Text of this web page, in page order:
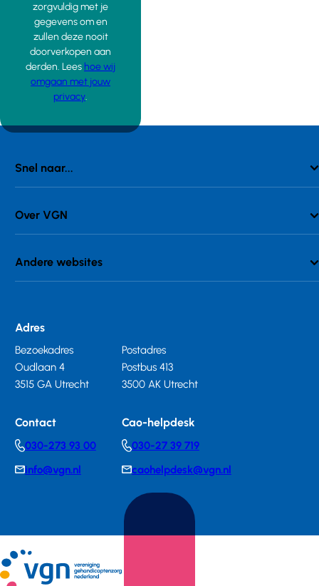
zorgvuldig met je
gegevens om en
zullen deze nooit
doorverkopen aan
derden. Lees hoe wij
omgaan met jouw
privacy.
Snel naar...
Over VGN
Andere websites
Adres
Bezoekadres
Oudlaan 4
3515 GA Utrecht
Postadres
Postbus 413
3500 AK Utrecht
Contact
Telephonenumber
030-273 93 00
E-info@vgn.nl
Cao-helpdesk
Telephonenumber
030-27 39 719
E-
mail
caohelpdesk@vgn.nl